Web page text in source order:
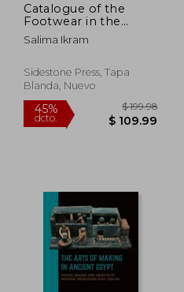
Catalogue of the
Footwear in the
Coptic Museum
(Cairo) (en Inglés)
Salima Ikram
Sidestone Press, Tapa
Blanda, Nuevo